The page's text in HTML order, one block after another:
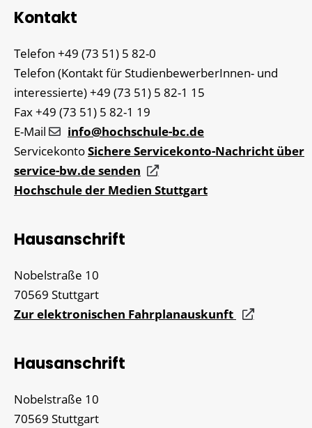
Kontakt
Telefon +49 (73 51) 5 82-0
Telefon (Kontakt für StudienbewerberInnen- und
interessierte)+49 (73 51) 5 82-1 15
Fax+49 (73 51) 5 82-1 19
E-Mail
info@hochschule-bc.de
ServicekontoSichere Servicekonto-Nachricht über
service-bw.de senden
Hochschule der Medien Stuttgart
Hausanschrift
Nobelstraße 10
70569 Stuttgart
Zur elektronischen Fahrplanauskunft
Hausanschrift
Nobelstraße 10
70569 Stuttgart